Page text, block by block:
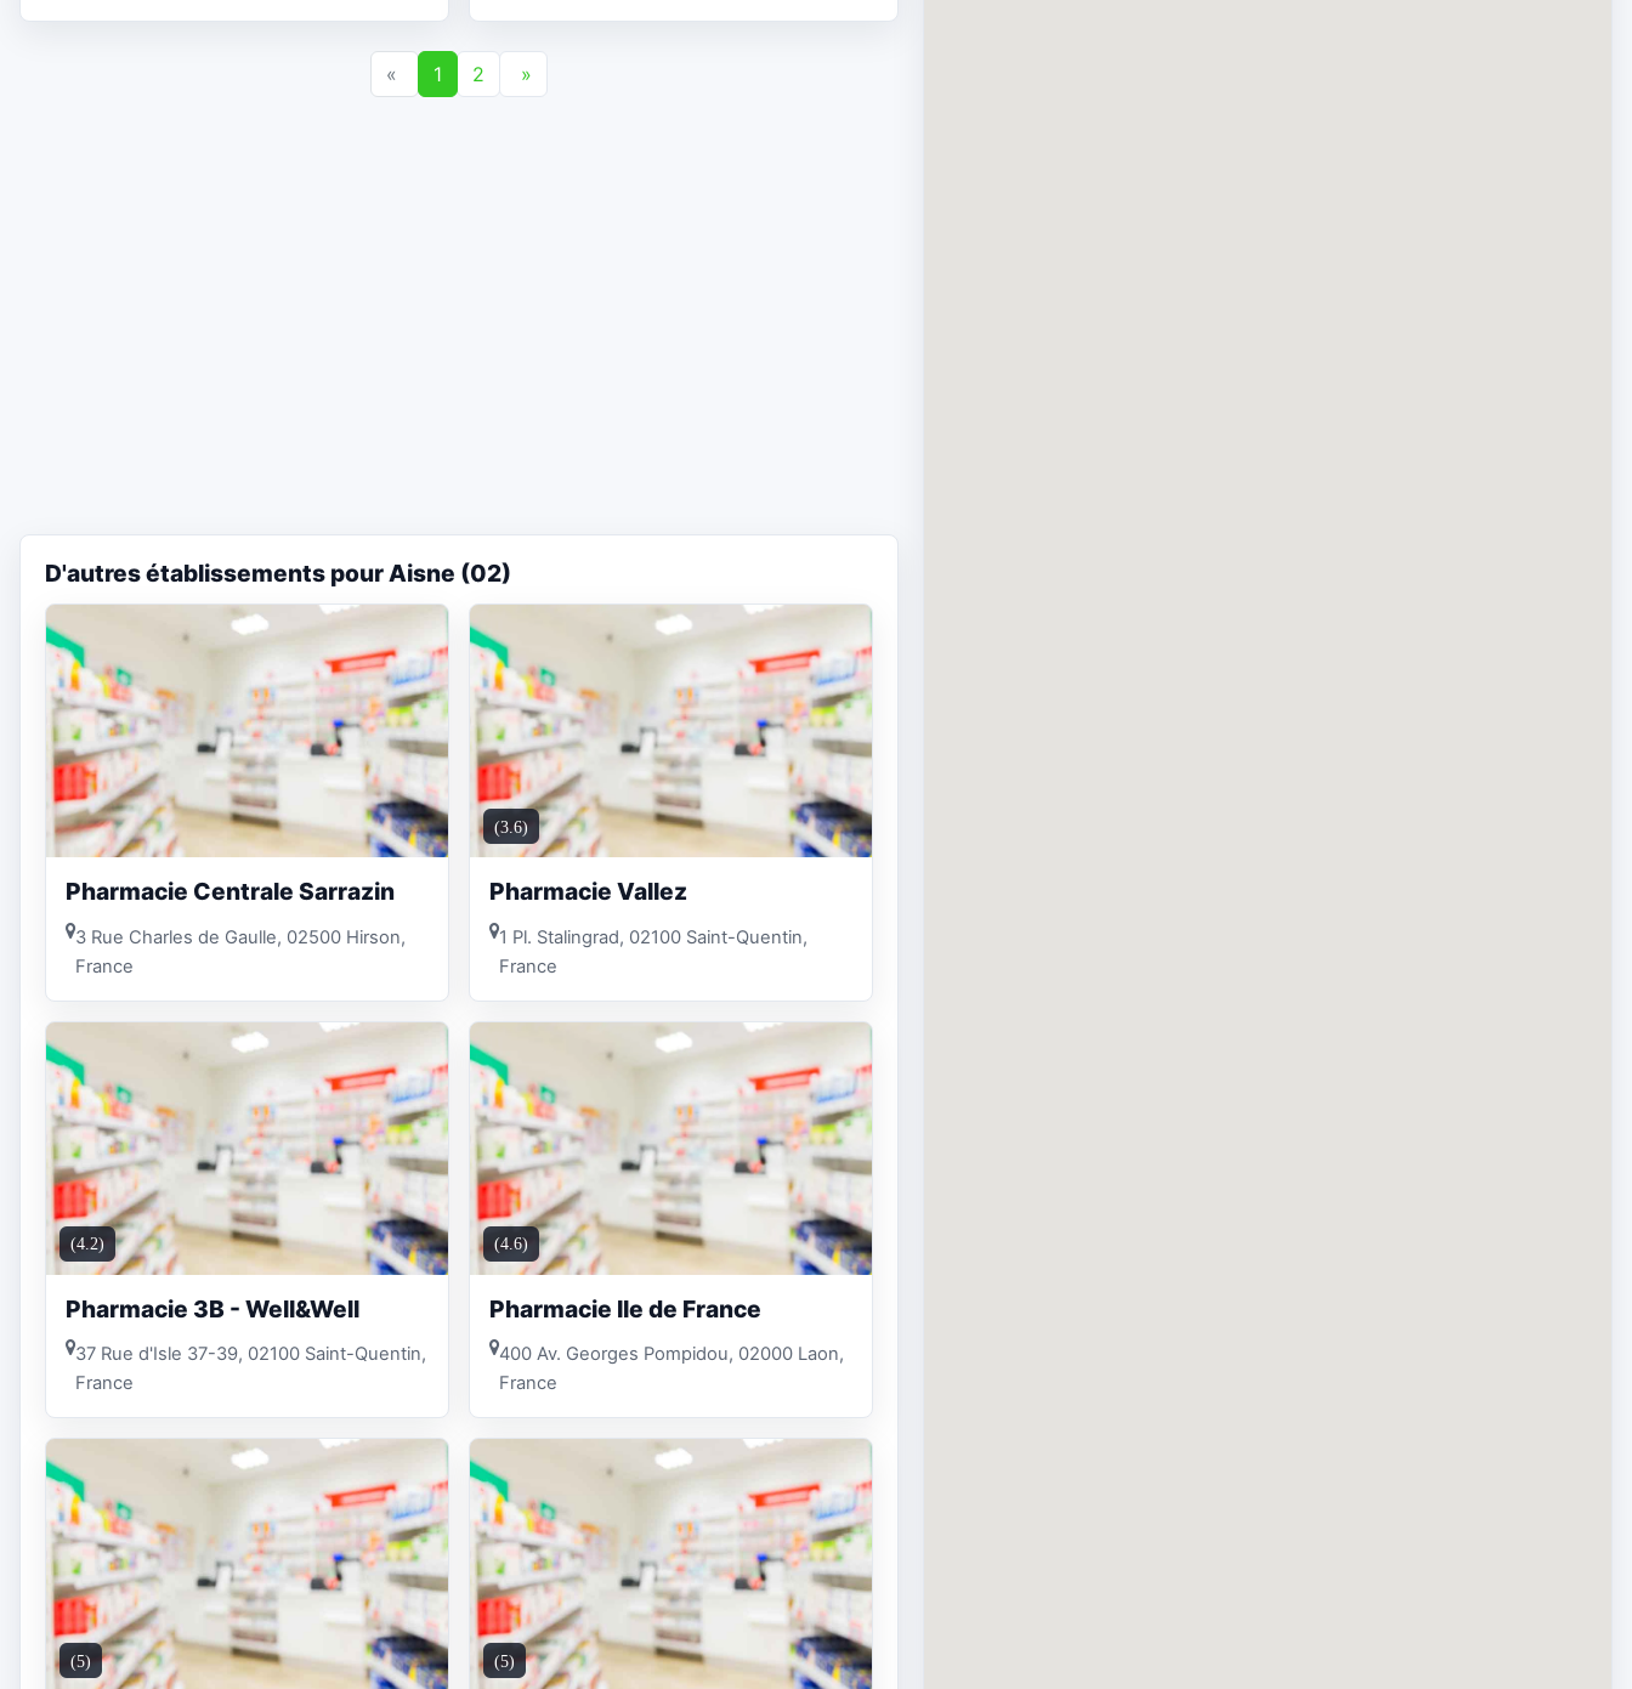
« 1 2 »
D'autres établissements pour Aisne (02)
Pharmacie Centrale Sarrazin
3 Rue Charles de Gaulle, 02500 Hirson,
France
(3.6)
Pharmacie Vallez
1 Pl. Stalingrad, 02100 Saint-Quentin,
France
(4.2)
Pharmacie 3B - Well&Well
37 Rue d'Isle 37-39, 02100 Saint-Quentin,
France
(4.6)
Pharmacie Ile de France
400 Av. Georges Pompidou, 02000 Laon,
France
(5) (5)